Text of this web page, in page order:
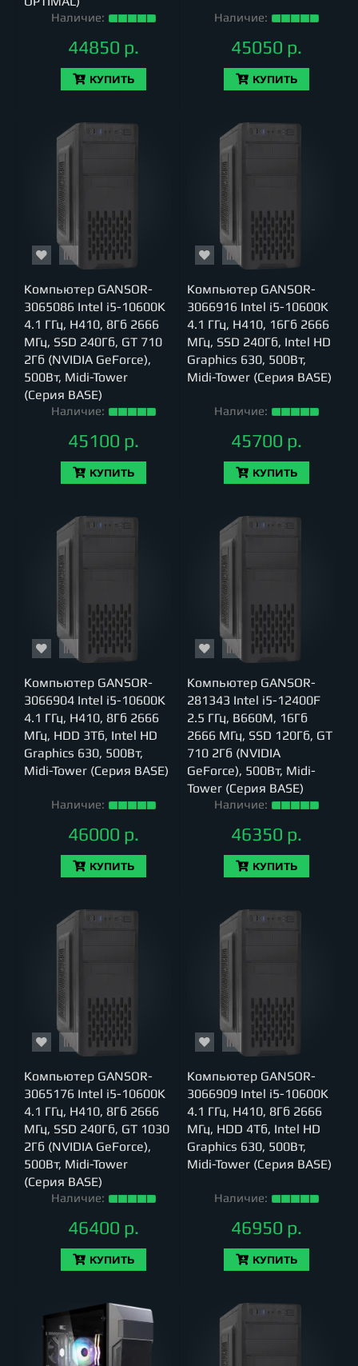
Наличие:
44850 р.
КУПИТЬ
Наличие:
45050 р.
КУПИТЬ
Компьютер GANSOR-
3065086 Intel i5-10600K
4.1 ГГц, H410, 8Гб 2666
МГц, SSD 240Гб, GT 710
2Гб (NVIDIA GeForce),
500Вт, Midi-Tower
(Серия BASE)
Наличие:
45100 р.
КУПИТЬ
Компьютер GANSOR-
3066916 Intel i5-10600K
4.1 ГГц, H410, 16Гб 2666
МГц, SSD 240Гб, Intel HD
Graphics 630, 500Вт,
Midi-Tower (Серия BASE)
Наличие:
45700 р.
КУПИТЬ
Компьютер GANSOR-
3066904 Intel i5-10600K
4.1 ГГц, H410, 8Гб 2666
МГц, HDD 3Тб, Intel HD
Graphics 630, 500Вт,
Midi-Tower (Серия BASE)
Наличие:
46000 р.
КУПИТЬ
Компьютер GANSOR-
281343 Intel i5-12400F
2.5 ГГц, B660M, 16Гб
2666 МГц, SSD 120Гб, GT
710 2Гб (NVIDIA
GeForce), 500Вт, Midi-
Tower (Серия BASE)
Наличие:
46350 р.
КУПИТЬ
Компьютер GANSOR-
3065176 Intel i5-10600K
4.1 ГГц, H410, 8Гб 2666
МГц, SSD 240Гб, GT 1030
2Гб (NVIDIA GeForce),
500Вт, Midi-Tower
(Серия BASE)
Наличие:
46400 р.
КУПИТЬ
Компьютер GANSOR-
3066909 Intel i5-10600K
4.1 ГГц, H410, 8Гб 2666
МГц, HDD 4Тб, Intel HD
Graphics 630, 500Вт,
Midi-Tower (Серия BASE)
Наличие:
46950 р.
КУПИТЬ